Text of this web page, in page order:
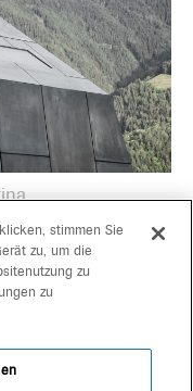
arch
stimmen Sie
zu, um die
zu
zu